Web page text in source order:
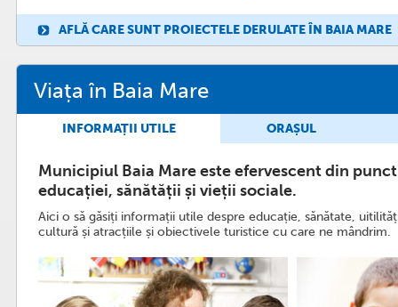
Citește mai departe
Prima parcare supraterană
în linie dreaptă
AFLĂ CARE SUNT PROIECTELE DERULATE ÎN BAIA MARE
Viața în Baia Mare
INFORMAȚII UTILE ORAȘUL
Municipiul Baia Mare este efervescent din
educației, sănătății și vieții sociale.
Aici o să găsiți informații utile despre educație, sănătate,
cultură și atracțiile și obiectivele turistice cu care ne mândrim.